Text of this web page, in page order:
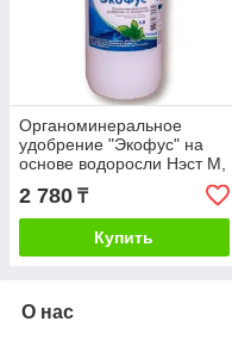
Органоминеральное
удобрение "Экофус" на
основе водоросли Нэст М,
2 780 ₸
Купить
О нас